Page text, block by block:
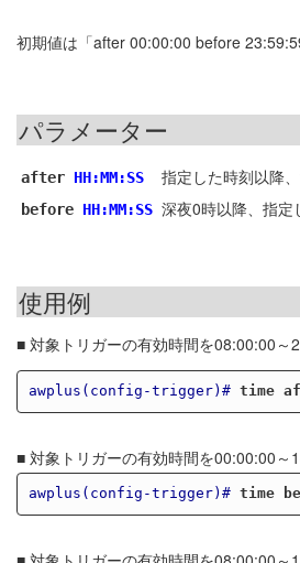
初期値は「after 00:00:00 before
パラメーター
after HH:MM:SS 指定した時刻以降
before HH:MM:SS 深夜0時以降、指
使用例
■ 対象トリガーの有効時間を08:00:00～
awplus(config-trigger)# time
■ 対象トリガーの有効時間を00:00:00～
awplus(config-trigger)# time